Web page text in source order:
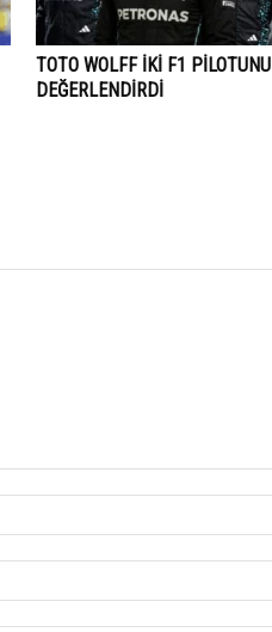
TOTO WOLFF İKİ F1 PİLOTUNU
DEĞERLENDİRDİ